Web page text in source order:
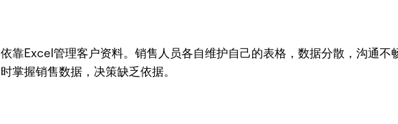
靠Excel管理客户资料。销售人员各自维护自己的表格，数据分散，沟通不
掌握销售数据，决策缺乏依据。